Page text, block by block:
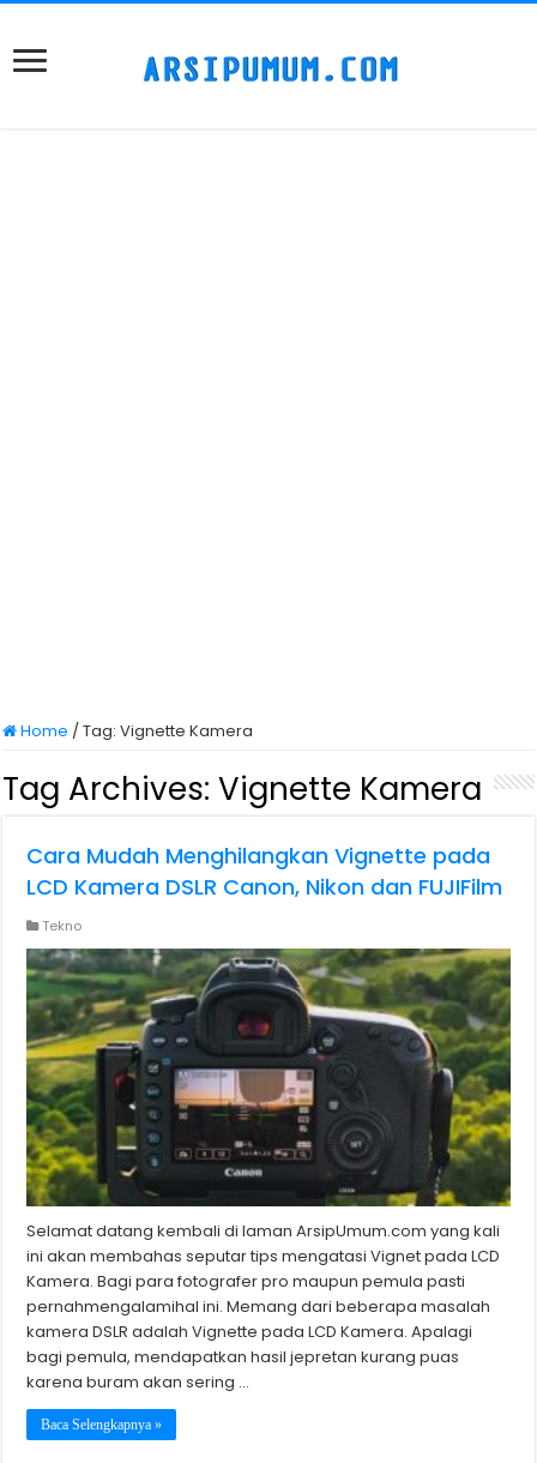
Home /Tag:Vignette Kamera
Tag Archives:Vignette Kamera
Cara Mudah Menghilangkan Vignette pada
LCD Kamera DSLR Canon, Nikon dan FUJIFilm
Tekno
Selamat datang kembali di laman ArsipUmum.com yang kali
ini akan membahas seputar tips mengatasi Vignet pada LCD
Kamera. Bagi para fotografer pro maupun pemula pasti
pernahmengalamihal ini. Memang dari beberapa masalah
kamera DSLR adalah Vignette pada LCD Kamera. Apalagi
bagi pemula, mendapatkan hasil jepretan kurang puas
karena buram akan sering …
Baca Selengkapnya »